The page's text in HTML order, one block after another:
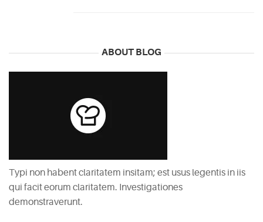
ABOUT BLOG
Typi non habent claritatem insitam; est usus legentis in iis
qui facit eorum claritatem. Investigationes
demonstraverunt.